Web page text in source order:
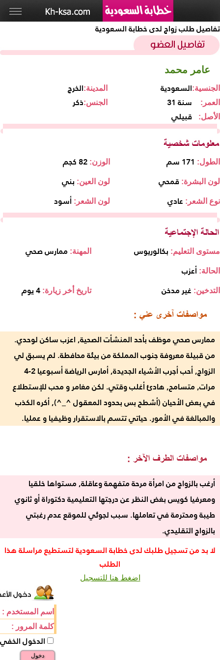
تفاصيل طلب زواج لدى خطابة السعودية
عامر محمد
الخرجالمدينة: السعوديةالجنسية:
ذكرالجنس: 31 سنة العمر:
قبيلي الأصل:
الوزن: 82 كجم الطول: 171 سم
لون العين: بني لون البشرة: قمحي
لون الشعر: أسود نوع الشعر: عادي
المهنة: ممارس صحي مستوى التعليم: بكالوريوس
الحالة: أعزب
تاريخ أخر زيارة: 4 يوم التدخين: غير مدخن
ممارس صحي موظف بأحد المنشأت الصحية, اعزب ساكن لوحدي.
من قبيلة معروفة جنوب المملكة من بيئة محافطة. لم يسبق لي
الزواج, أحب أجرب الأشياء الجديدة, أمارس الرياضة أسبوعيا 2-4
مرات, متسامح, هادئ أغلب وقتي. لكن مغامر و محب للإستطلاع
في بعض الأحيان (أشطح بس بحدود المعقول ^_^), أكره الكذب
والمبالغة في الأمور. حياتي تتسم بالاستقرار وظيفيا و عمليا.
أرغب بالزواج من امرأة مرحة متفهمة وعاقلة, مستواها خلقيا
ومعرفيا كويس بغض النظر عن درجتها التعليمية دكتوراة أو ثانوي
طيبة ومحترمة في تعاملها. سبب لجوئي للموقع عدم رغبتي
بالزواج التقليدي.
لا بد من تسجيل طلبك لدى خطابة السعودية لتستطيع مراسلة هذا
الطلب
اضغط هنا للتسجيل
اسم المستخدم :
كلمة المرور :
الدخول الخفي
دخول